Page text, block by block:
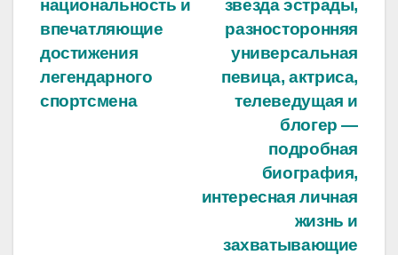
записям
звезда эстрады,
разносторонняя
универсальная
певица, актриса,
телеведущая и
блогер —
подробная
биография,
интересная личная
жизнь и
захватывающие
национальность и
впечатляющие
достижения
легендарного
спортсмена